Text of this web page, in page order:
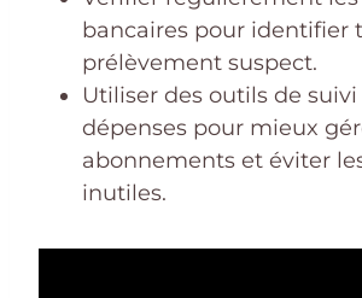
bancaires pour identifier
prélèvement suspect.
Utiliser des outils de suivi
dépenses pour mieux
abonnements et éviter
inutiles.